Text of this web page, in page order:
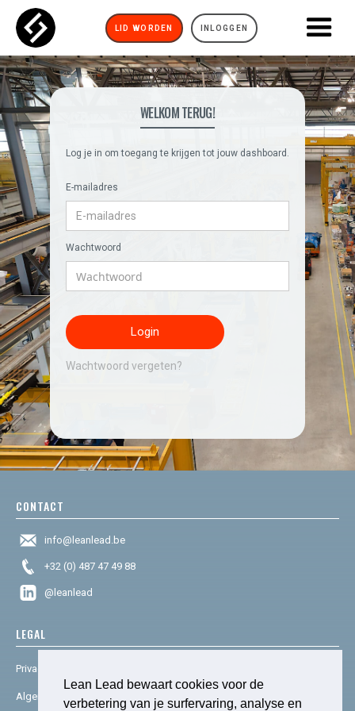
Lean Lead bewaart cookies voor de
verbetering van je surfervaring, analyse en
LID WORDEN INLOGGEN
WELKOM TERUG!
Log je in om toegang te krijgen tot jouw dashboard.
E-mailadres
Wachtwoord
Wachtwoord vergeten?
CONTACT
info@leanlead.be
+32 (0) 487 47 49 88
@leanlead
LEGAL
Privacy & cookies
Algemene voorwaarden